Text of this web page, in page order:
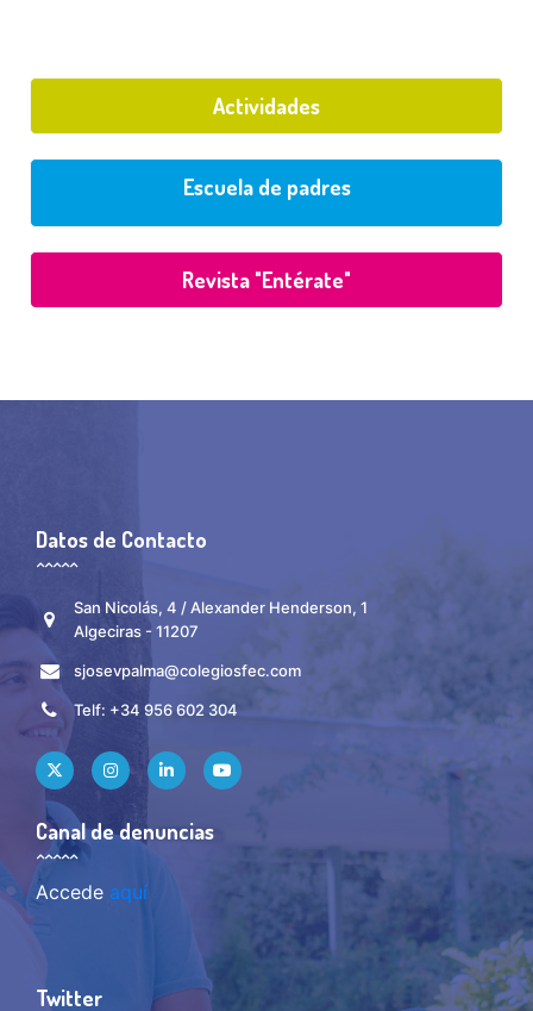
Actividades
Escuela de padres
Revista "Entérate"
Datos de Contacto
San Nicolás, 4 / Alexander Henderson, 1
Algeciras - 11207
sjosevpalma@colegiosfec.com
Telf: +34 956 602 304
Canal de denuncias
Accede aquí
Twitter